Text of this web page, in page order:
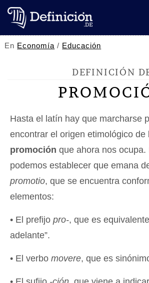
En Economía / Educación
DEFINICIÓN
Hasta el latín hay que marcharse
encontrar el origen etimológico de
promoción que ahora nos ocupa.
podemos establecer que emana
promotio, que se encuentra
elementos:
• El prefijo pro-, que es
adelante”.
• El verbo movere, que es